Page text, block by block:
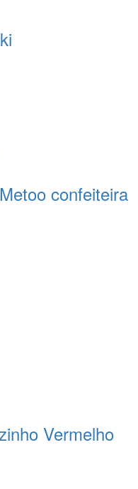
confeiteira
Vermelho